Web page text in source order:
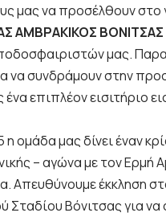
μας να προσέλθουν
ΑΜΒΡΑΚΙΚΟΣ
μας.
να συνδράμουν στην
επιπλέον εισιτήριο
ομάδα μας δίνει έναν
– αγώνα με τον Ερμή
Απευθύνουμε έκκληση
Σταδίου Βόνιτσας για